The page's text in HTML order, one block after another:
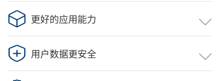
系 建设问题研究》中的研究项目，作为中央企业财税风险
控制 的检测软件。
更好的应用能力
系 建设问题研究》中的研究项目，作为中央企业财税风险
控制 的检测软件。
用户数据更安全